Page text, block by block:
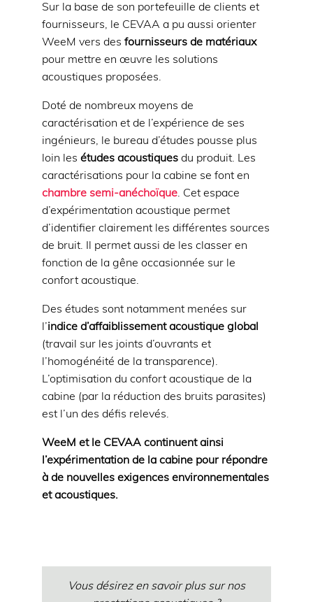
Sur la base de son portefeuille de clients et
fournisseurs, le CEVAA a pu aussi orienter
WeeM vers des fournisseurs de matériaux
pour mettre en œuvre les solutions
acoustiques proposées.
Doté de nombreux moyens de
caractérisation et de l’expérience de ses
ingénieurs, le bureau d’études pousse plus
loin les études acoustiquesdu produit. Les
caractérisations pour la cabine se font en
chambre semi-anéchoïque. Cet espace
d’expérimentation acoustique permet
d’identifier clairement les différentes sources
de bruit. Il permet aussi de les classer en
fonction de la gêne occasionnée sur le
confort acoustique.
Des études sont notamment menées sur
l’indice d’affaiblissement acoustique global
(travail sur les joints d’ouvrants et
l’homogénéité de la transparence).
L’optimisation du confort acoustique de la
cabine (par la réduction des bruits parasites)
est l’un des défis relevés.
WeeM et le CEVAA continuent ainsi
l’expérimentation de la cabine pour répondre
à de nouvelles exigences environnementales
et acoustiques.
Vous désirez en savoir plus sur nos